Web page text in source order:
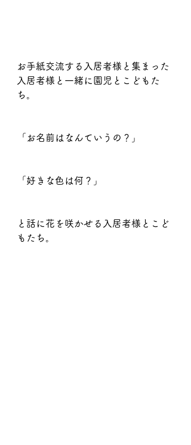
お手紙交流する入居者様と集まった
入居者様と一緒に園児とこどもた
ち。
「お名前はなんていうの？」
「好きな色は何？」
と話に花を咲かせる入居者様とこど
もたち。